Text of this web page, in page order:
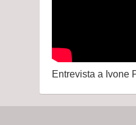
Entrevista a Ivone